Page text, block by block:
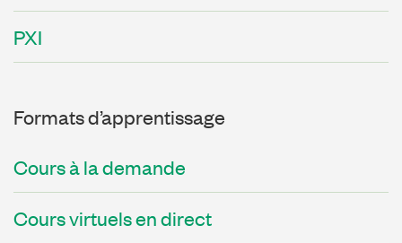
PXI
Formats d’apprentissage
Cours à la demande
Cours virtuels en direct